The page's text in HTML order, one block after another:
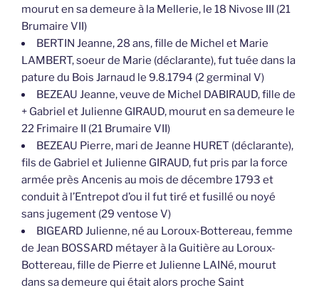
mourut en sa demeure à la Mellerie, le 18 Nivose III (21
Brumaire VII)
BERTIN Jeanne, 28 ans, fille de Michel et Marie
LAMBERT, soeur de Marie (déclarante), fut tuée dans la
pature du Bois Jarnaud le 9.8.1794 (2 germinal V)
BEZEAU Jeanne, veuve de Michel DABIRAUD, fille de
+ Gabriel et Julienne GIRAUD, mourut en sa demeure le
22 Frimaire II (21 Brumaire VII)
BEZEAU Pierre, mari de Jeanne HURET (déclarante),
fils de Gabriel et Julienne GIRAUD, fut pris par la force
armée près Ancenis au mois de décembre 1793 et
conduit à l’Entrepot d’ou il fut tiré et fusillé ou noyé
sans jugement (29 ventose V)
BIGEARD Julienne, né au Loroux-Bottereau, femme
de Jean BOSSARD métayer à la Guitière au Loroux-
Bottereau, fille de Pierre et Julienne LAINé, mourut
dans sa demeure qui était alors proche Saint